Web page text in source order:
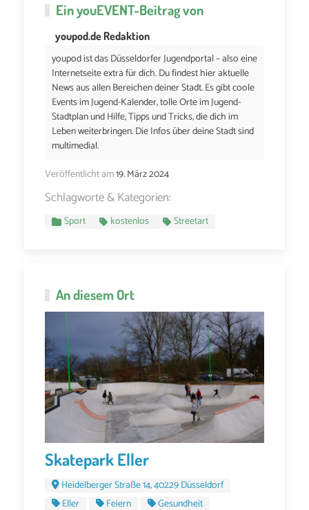
EinyouEVENT-Beitrag von
youpod.de Redaktion
youpod ist das Düsseldorfer Jugendportal – also eine
Internetseite extra für dich. Du findest hier aktuelle
News aus allen Bereichen deiner Stadt. Es gibt coole
Events im Jugend-Kalender, tolle Orte im Jugend-
Stadtplan und Hilfe, Tipps und Tricks, die dich im
Leben weiterbringen. Die Infos über deine Stadt sind
multimedial.
Veröffentlicht am19. März 2024
Schlagworte & Kategorien:
Sport kostenlos Streetart
An diesem Ort
Skatepark Eller
Heidelberger Straße 14, 40229 Düsseldorf
Eller
Feiern
Gesundheit